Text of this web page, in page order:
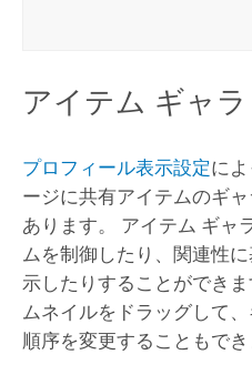
アイテム ギャ
プロフィール表示設定に
ージに共有アイテムのギ
あります。 アイテム ギャ
ムを制御したり、関連性
示したりすることができ
ムネイルをドラッグして
順序を変更することもでき